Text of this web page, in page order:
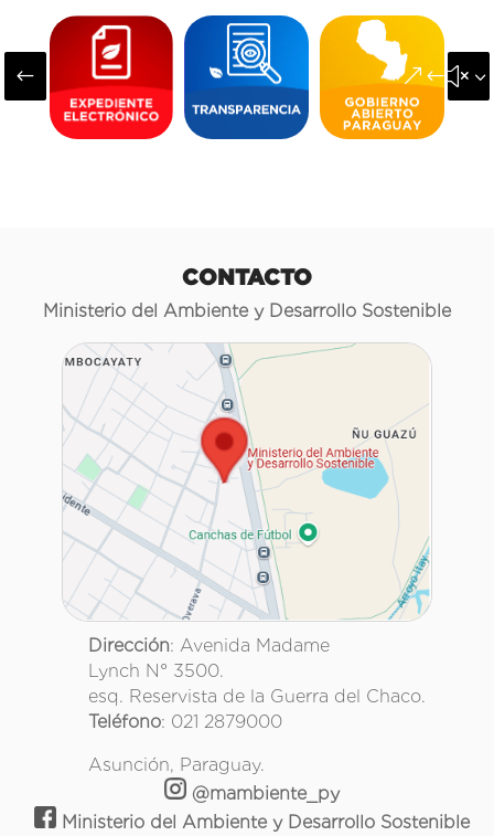
#
CONTACTO
Ministerio del Ambiente y Desarrollo Sostenible
Dirección: Avenida Madame
Lynch N° 3500.
esq. Reservista de la Guerra del Chaco.
Teléfono: 021 2879000
Asunción, Paraguay.
@mambiente_py
Ministerio del Ambiente y Desarrollo Sostenible